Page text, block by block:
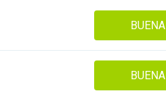
BUENA
BUENA